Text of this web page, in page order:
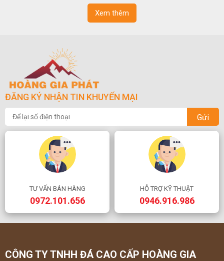
Xem thêm
ĐĂNG KÝ NHẬN TIN KHUYẾN MẠI
Gửi
TƯ VẤN BÁN HÀNG
0972.101.656
HỖ TRỢ KỸ THUẬT
0946.916.986
CÔNG TY TNHH ĐÁ CAO CẤP HOÀNG GIA